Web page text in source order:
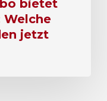
bietet
Welche
jetzt